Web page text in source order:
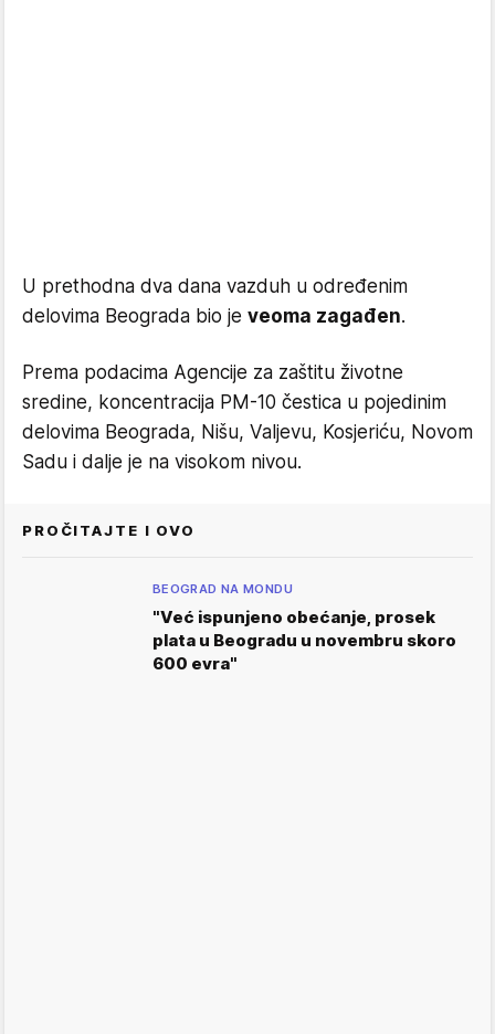
U prethodna dva dana vazduh u određenim
delovima Beograda bio je veoma zagađen.
Prema podacima Agencije za zaštitu životne
sredine, koncentracija PM-10 čestica u pojedinim
delovima Beograda, Nišu, Valjevu, Kosjeriću, Novom
Sadu i dalje je na visokom nivou.
PROČITAJTE I OVO
BEOGRAD NA MONDU
"Već ispunjeno obećanje, prosek
plata u Beogradu u novembru skoro
600 evra"